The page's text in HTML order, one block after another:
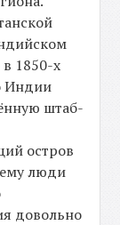
1850-х
Индии
штаб-
остров
люди
довольно